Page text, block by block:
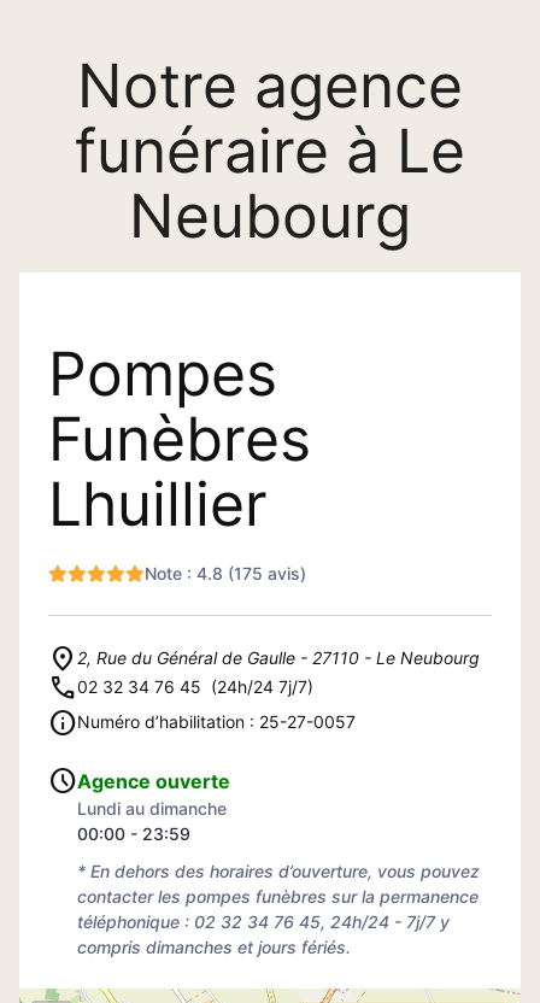
Notre agence
funéraire à Le
Neubourg
Pompes
Funèbres
Lhuillier
Note : 4.8 (175 avis)
2, Rue du Général de Gaulle - 27110 - Le Neubourg
02 32 34 76 45 (24h/24 7j/7)
Numéro d’habilitation : 25-27-0057
Agence ouverte
Lundi au dimanche
00:00 - 23:59
* En dehors des horaires d’ouverture, vous pouvez
contacter les pompes funèbres sur la permanence
téléphonique : 02 32 34 76 45, 24h/24 - 7j/7 y
compris dimanches et jours fériés.